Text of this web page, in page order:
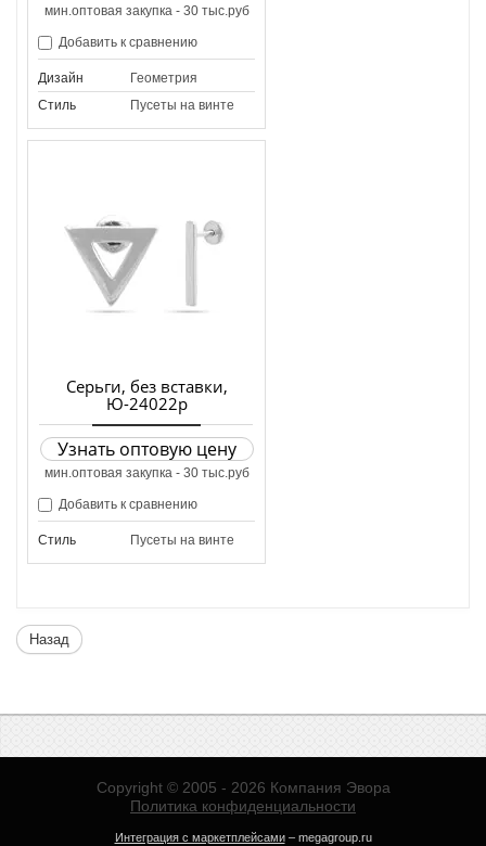
мин.оптовая закупка - 30 тыс.руб
Добавить к сравнению
Дизайн
Геометрия
Стиль
Пусеты на винте
Серьги, без вставки,
Ю-24022р
Узнать оптовую цену
мин.оптовая закупка - 30 тыс.руб
Добавить к сравнению
Стиль Пусеты на винте
Назад
Copyright © 2005 - 2026 Компания Эвора
Политика конфиденциальности
Интеграция с маркетплейсами– megagroup.ru